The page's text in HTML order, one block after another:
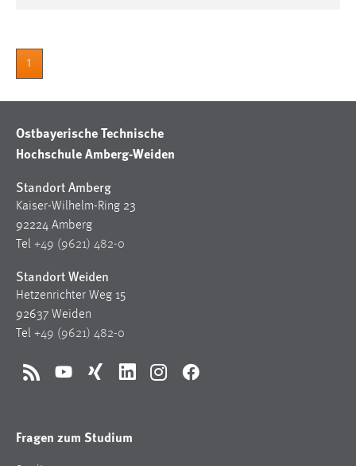
1
Ostbayerische Technische
Hochschule Amberg-Weiden
Standort Amberg
Kaiser-Wilhelm-Ring 23
92224 Amberg
Tel +49 (9621) 482-0
Standort Weiden
Hetzenrichter Weg 15
92637 Weiden
Tel +49 (9621) 482-0
RSS YouTubeXing LinkedInInstagramFacebook
Fragen zum Studium